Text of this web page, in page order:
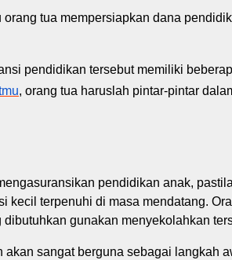
tua mempersiapkan dana
pendidikan tersebut memiliki
, orang tua haruslah pintar-pintar
pendidikan anak,
kecil terpenuhi di masa mendatang. O
dibutuhkan gunakan menyekolahkan
akan sangat berguna sebagai langkah